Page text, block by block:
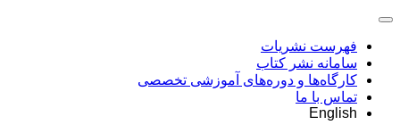
فهرست نشریات
سامانه نشر کتاب
کارگاه‌ها و دوره‌های آموزشی تخصصی
تماس با ما
English